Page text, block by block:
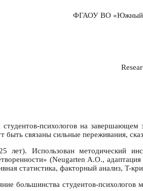
ФГАОУ ВО «Южный
психологов на
связаны сильные переживания,
Использован методический
(Neugarten А.О.,
статистика, факторный анализ, T-
большинства студентов-психологов